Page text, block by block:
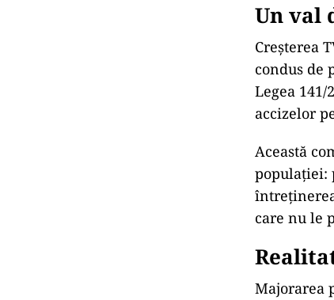
Un val
Creșterea
condus de
Legea
accizelor
Această
populației:
care nu le
Majorarea